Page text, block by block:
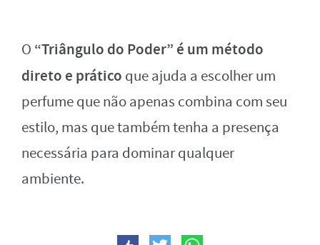
O “Triângulo do Poder” é um método
direto e prático que ajuda a escolher um
perfume que não apenas combina com seu
estilo, mas que também tenha a presença
necessária para dominar qualquer
ambiente.